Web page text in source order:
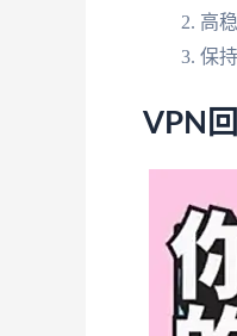
高
保
VPN